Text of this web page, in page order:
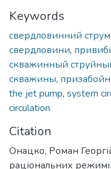
Keywords
свердловинний
свердловини,
скважинный
скважины,
the jet pump, system
circulation
Citation
Онацко, Роман
раціональних